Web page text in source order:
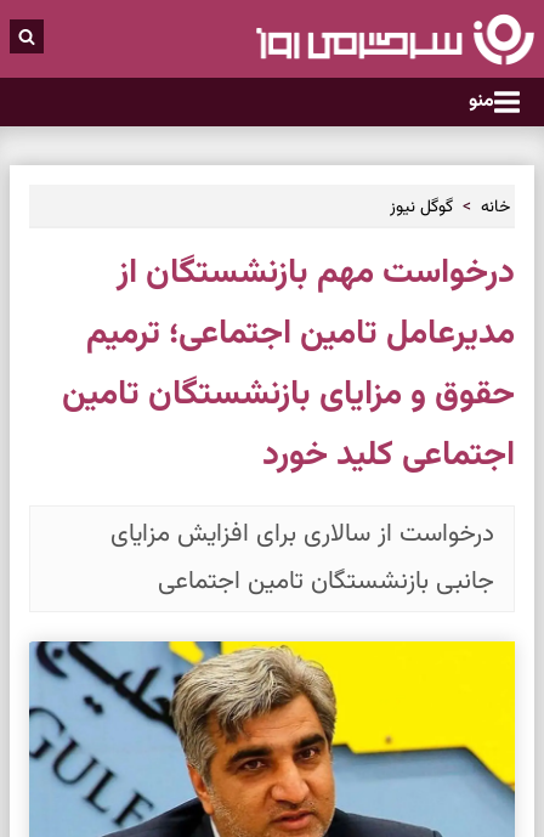
منو
خانه گوگل نیوز
درخواست مهم بازنشستگان از
مدیرعامل تامین اجتماعی؛ ترمیم
حقوق و مزایای بازنشستگان تامین
اجتماعی کلید خورد
درخواست از سالاری برای افزایش مزایای
جانبی بازنشستگان تامین اجتماعی